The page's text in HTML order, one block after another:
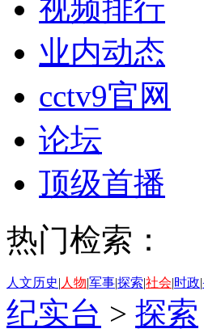
视频排行
业内动态
cctv9官网
论坛
顶级首播
热门检索：
人文历史| 人物|军事|探索|社会|时政|
纪实台 > 探索